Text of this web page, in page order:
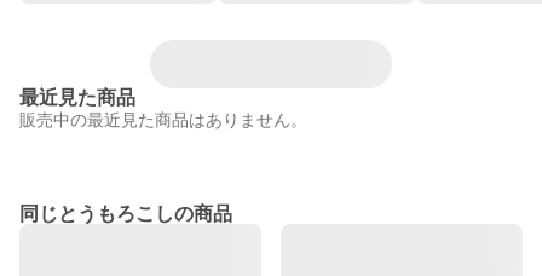
最近見た商品
販売中の最近見た商品はありません。
同じとうもろこしの商品